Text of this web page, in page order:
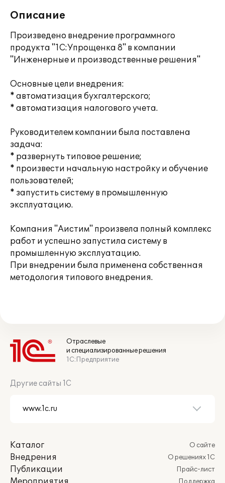
Описание
Произведено внедрение программного
продукта "1С:Упрощенка 8" в компании
"Инженерные и производственные решения"
Основные цели внедрения:
* автоматизация бухгалтерского;
* автоматизация налогового учета.
Руководителем компании была поставлена
задача:
* развернуть типовое решение;
* произвести начальную настройку и обучение
пользователей;
* запустить систему в промышленную
эксплуатацию.
Компания "Аистим" произвела полный комплекс
работ и успешно запустила систему в
промышленную эксплуатацию.
При внедрении была применена собственная
методология типового внедрения.
Отраслевые
и специализированные решения
1С:Предприятие
Другие сайты 1С
Каталог
Внедрения
Публикации
О сайте
О решениях 1С
Прайс-лист